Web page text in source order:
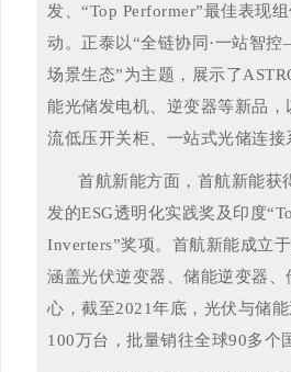
发、“Top Performer”最佳表现
动。正泰以“全链协同·一站智
场景生态”为主题，展示了
能光储发电机、逆变器等新品，
流低压开关柜、一站式光储连接
首航新能方面，首航新能获
发的ESG透明化实践奖及印度
Inverters”奖项。首航新能成立
涵盖光伏逆变器、储能逆变器、
心，截至2021年底，光伏与储
100万台，批量销往全球90多个